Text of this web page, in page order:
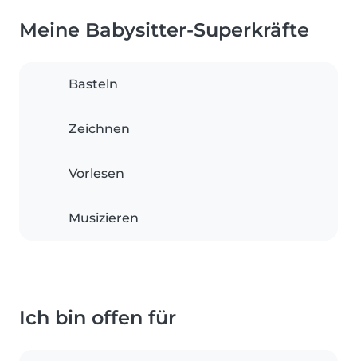
Meine Babysitter-Superkräfte
Basteln
Zeichnen
Vorlesen
Musizieren
Ich bin offen für